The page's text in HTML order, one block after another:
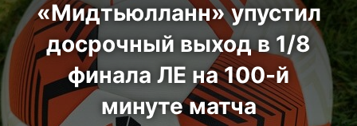
«Мидтьюлланн» упустил
досрочный выход в 1/8
финала ЛЕ на 100-й
минуте матча